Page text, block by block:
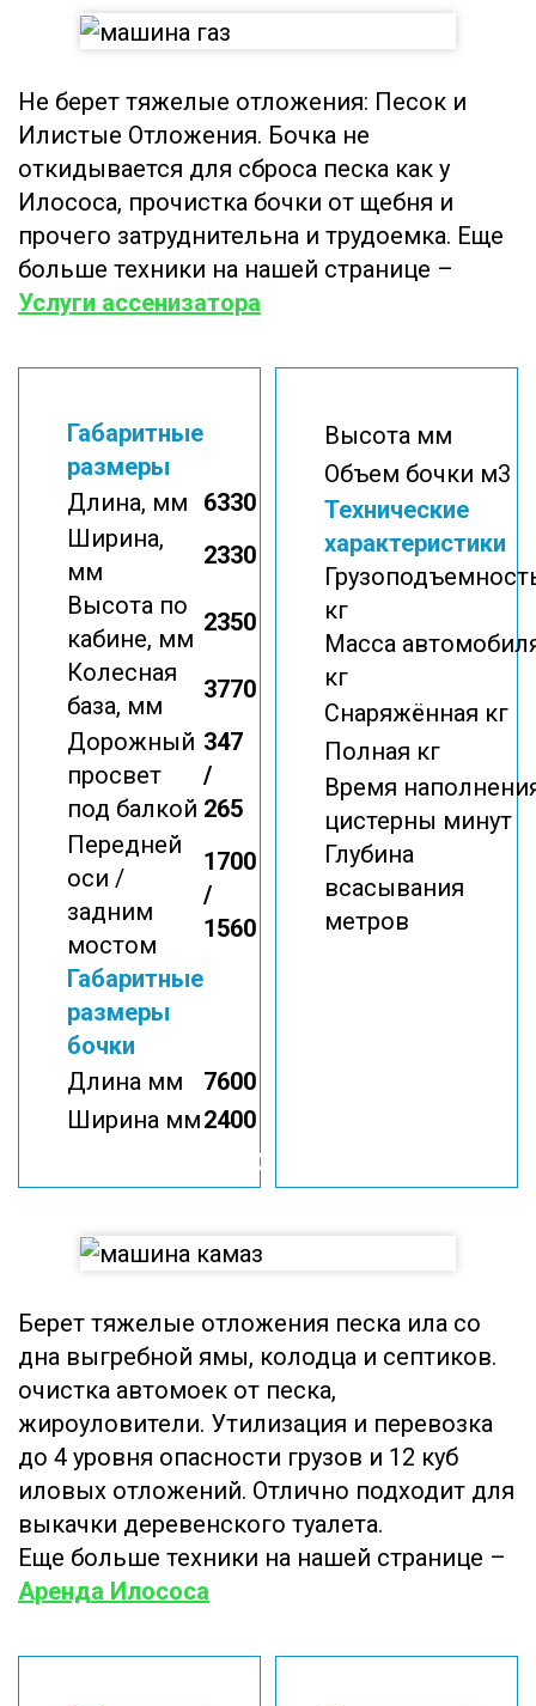
Не берет тяжелые отложения: Песок и
Илистые Отложения. Бочка не
откидывается для сброса песка как у
Илососа, прочистка бочки от щебня и
прочего затруднительна и трудоемка. Еще
больше техники на нашей странице –
Услуги ассенизатора
Габаритные
размеры
Длина, мм
6330
Ширина,
мм
2330
Высота по
кабине, мм
2350
Колесная
база, мм
3770
Дорожный
просвет
под балкой
347
/
265
Передней
оси /
задним
мостом
1700
/
1560
Габаритные
размеры
бочки
Длина мм
7600
Ширина мм2400
Высота мм
Объем бочки м3
Технические
характеристики
кг
Масса
кг
Снаряжённая кг
Полная кг
Время
цистерны минут
Глубина
всасывания
метров
Илосос КО 507 на
Берет тяжелые отложения песка ила со
дна выгребной ямы, колодца и септиков.
очистка автомоек от песка,
жироуловители. Утилизация и перевозка
до 4 уровня опасности грузов и 12 куб
иловых отложений. Отлично подходит для
выкачки деревенского туалета.
Еще больше техники на нашей странице –
Аренда Илососа